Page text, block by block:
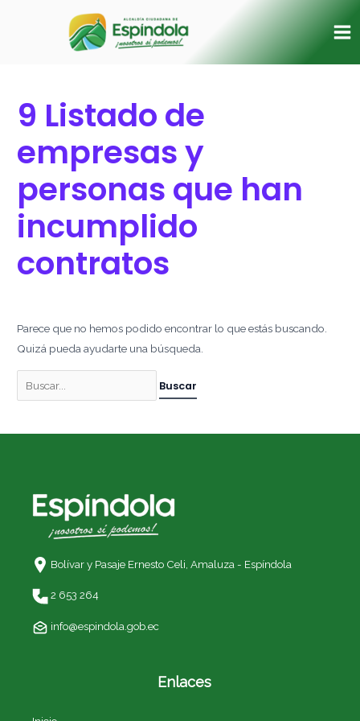
9 Listado de
empresas y
personas que han
incumplido
contratos
Parece que no hemos podido encontrar lo que estás buscando.
Quizá pueda ayudarte una búsqueda.
Bolívar y Pasaje Ernesto Celi, Amaluza - Espíndola
2 653 264
info@espindola.gob.ec
Enlaces